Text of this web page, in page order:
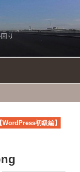
り
【WordPress初級編】